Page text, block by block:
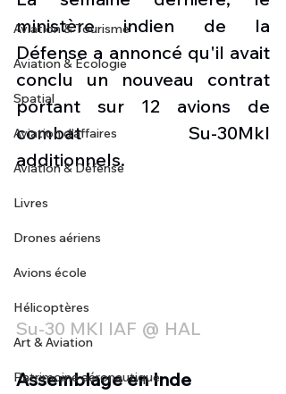
Aviation & Tourisme
Aviation & Ecologie
Spatial
Aviation d'affaires
Aviation & Défense
Livres
Drones aériens
Avions école
Hélicoptères
Art & Aviation
Patrimoine aéronautique
ministère indien de la
Défense a annoncé qu'il avait
conclu un nouveau contrat
portant sur 12 avions de
combat Su-30MkI
additionnels.
Su-30 MKI IAF @ HAL
Assemblage en Inde